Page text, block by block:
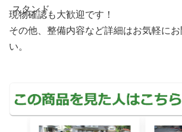
スタンド
現物確認も大歓迎です！
その他、整備内容など詳細はお気軽に
い。